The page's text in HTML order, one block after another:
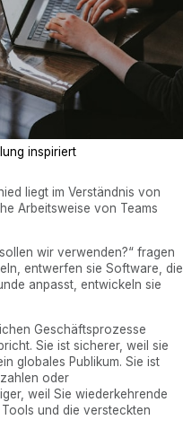
inspiriert
liegt im Verständnis von
Arbeitsweise von Teams
wir verwenden?“ fragen
entwerfen sie Software, die
anpasst, entwickeln sie
Geschäftsprozesse
Sie ist sicherer, weil sie
globales Publikum. Sie ist
oder
weil Sie wiederkehrende
und die versteckten